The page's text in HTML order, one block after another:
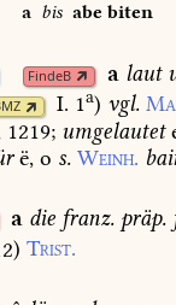
abis abe biten
FindeB a laut
I. 1a) vgl.
1219; umgelautet
ë, o s. Weinh.
a die franz. präp.
) Trist.